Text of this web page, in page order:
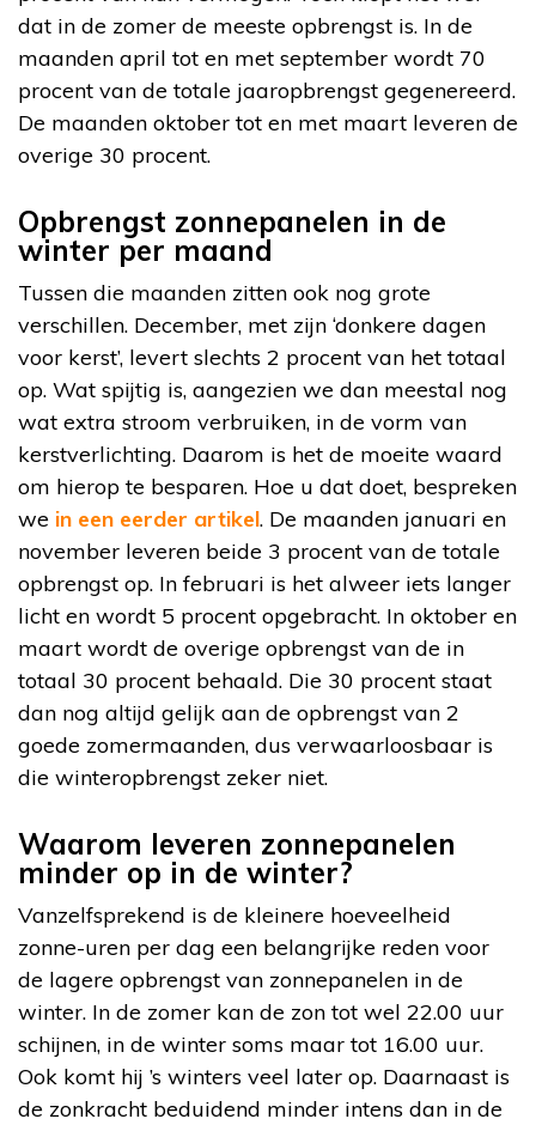
dat in de zomer de meeste opbrengst is. In de
maanden april tot en met september wordt 70
procent van de totale jaaropbrengst gegenereerd.
De maanden oktober tot en met maart leveren de
overige 30 procent.
Opbrengst zonnepanelen in de
winter per maand
Tussen die maanden zitten ook nog grote
verschillen. December, met zijn ‘donkere dagen
voor kerst’, levert slechts 2 procent van het totaal
op. Wat spijtig is, aangezien we dan meestal nog
wat extra stroom verbruiken, in de vorm van
kerstverlichting. Daarom is het de moeite waard
om hierop te besparen. Hoe u dat doet, bespreken
we in een eerder artikel. De maanden januari en
november leveren beide 3 procent van de totale
opbrengst op. In februari is het alweer iets langer
licht en wordt 5 procent opgebracht. In oktober en
maart wordt de overige opbrengst van de in
totaal 30 procent behaald. Die 30 procent staat
dan nog altijd gelijk aan de opbrengst van 2
goede zomermaanden, dus verwaarloosbaar is
die winteropbrengst zeker niet.
Waarom leveren zonnepanelen
minder op in de winter?
Vanzelfsprekend is de kleinere hoeveelheid
zonne-uren per dag een belangrijke reden voor
de lagere opbrengst van zonnepanelen in de
winter. In de zomer kan de zon tot wel 22.00 uur
schijnen, in de winter soms maar tot 16.00 uur.
Ook komt hij ’s winters veel later op. Daarnaast is
de zonkracht beduidend minder intens dan in de